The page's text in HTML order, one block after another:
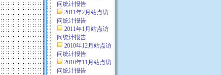
问统计报告
2011年2月站点访
问统计报告
2011年1月站点访
问统计报告
2010年12月站点访
问统计报告
2010年11月站点访
问统计报告